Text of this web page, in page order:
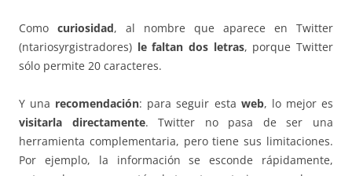
Como curiosidad, al nombre que aparece en Twitter
(ntariosyrgistradores) le faltan dos letras, porque Twitter
sólo permite 20 caracteres.
Y una recomendación: para seguir esta web, lo mejor es
visitarla directamente. Twitter no pasa de ser una
herramienta complementaria, pero tiene sus limitaciones.
Por ejemplo, la información se esconde rápidamente,